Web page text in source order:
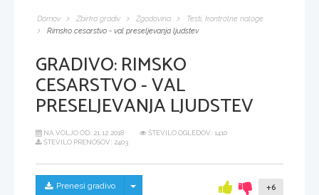
Domov Zbirka gradiv Zgodovina
Testi, kontrolne naloge
Rimsko cesarstvo - val preseljevanja ljudstev
GRADIVO:RIMSKO
CESARSTVO - VAL
PRESELJEVANJA LJUDSTEV
NA VOLJO OD: 21.12.2018
ŠTEVILO OGLEDOV: 1410
ŠTEVILO PRENOSOV: 2403
Prenesi gradivo Skrij/prikaži meni +6